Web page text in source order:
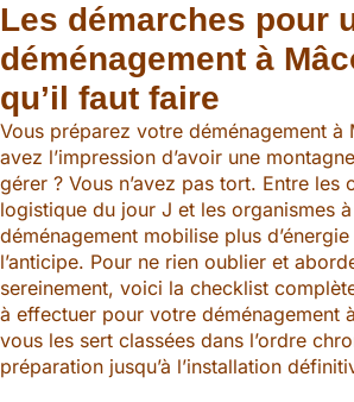
Les démarches pour
déménagement à
qu’il faut faire
Vous préparez votre déménagement à
avez l’impression d’avoir une
gérer ? Vous n’avez pas tort. Entre les
logistique du jour J et les organismes
déménagement mobilise plus d’énergie
l’anticipe. Pour ne rien oublier et
sereinement, voici la checklist
à effectuer pour votre déménagement
vous les sert classées dans l’ordre
préparation jusqu’à l’installation